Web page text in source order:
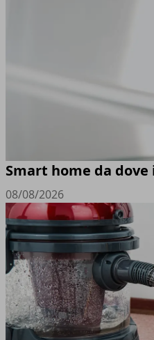
Smart home da dove
08/08/2026